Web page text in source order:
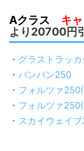
Aクラス キャ
より20700円
・ グラストラッ
・ バンバン250
・ フォルツァ
・ フォルツァ
・ スカイウェイ